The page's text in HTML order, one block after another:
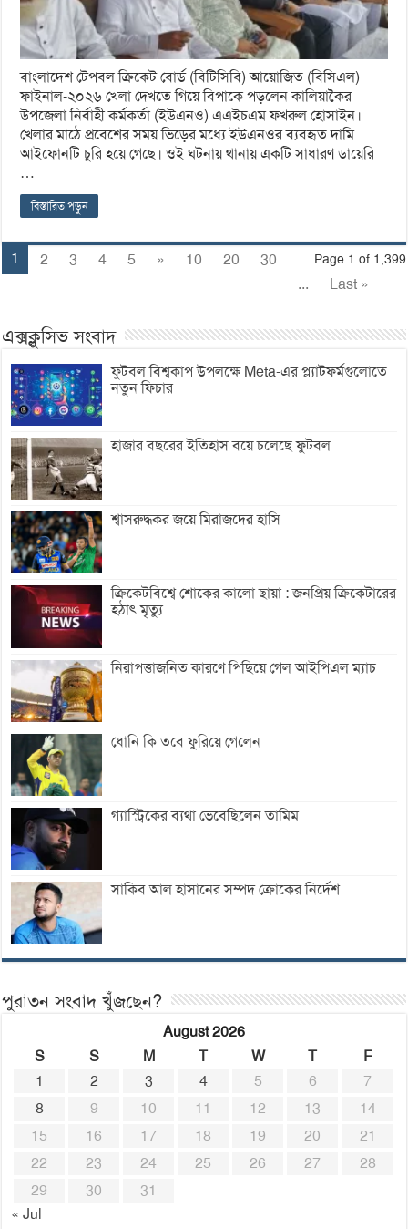
বাংলাদেশ টেপবল ক্রিকেট বোর্ড (বিটিসিবি) আয়োজিত (বিসিএল)
ফাইনাল-২০২৬ খেলা দেখতে গিয়ে বিপাকে পড়লেন কালিয়াকৈর
উপজেলা নির্বাহী কর্মকর্তা (ইউএনও) এএইচএম ফখরুল হোসাইন।
খেলার মাঠে প্রবেশের সময় ভিড়ের মধ্যে ইউএনওর ব্যবহৃত দামি
আইফোনটি চুরি হয়ে গেছে। ওই ঘটনায় থানায় একটি সাধারণ ডায়েরি
…
বিস্তারিত পড়ুন
Page 1 of 1,399
1 2 3 4 5 » 10 20
30
...
Last »
এক্সক্লুসিভ সংবাদ
ফুটবল বিশ্বকাপ উপলক্ষে Meta-এর প্ল্যাটফর্মগুলোতে
নতুন ফিচার
হাজার বছরের ইতিহাস বয়ে চলেছে ফুটবল
শ্বাসরুদ্ধকর জয়ে মিরাজদের হাসি
ক্রিকেটবিশ্বে শোকের কালো ছায়া : জনপ্রিয় ক্রিকেটারের
হঠাৎ মৃত্যু
নিরাপত্তাজনিত কারণে পিছিয়ে গেল আইপিএল ম্যাচ
ধোনি কি তবে ফুরিয়ে গেলেন
গ্যাস্ট্রিকের ব্যথা ভেবেছিলেন তামিম
সাকিব আল হাসানের সম্পদ ক্রোকের নির্দেশ
পুরাতন সংবাদ খুঁজছেন?
August 2026
S
S M T W T
F
1
2 3 4 5 6
7
8
9 10 11 12 13
14
15
16 17 18 19 20
21
22
23 24 25 26 27
28
29
30
31
« Jul